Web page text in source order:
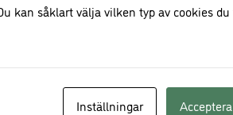
Chicken Thai Recept
kan såklart välja vilken typ av cookies
Inställningar